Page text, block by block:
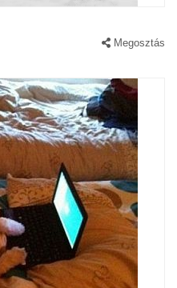
Megosztás